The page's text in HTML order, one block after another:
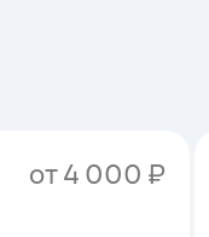
от 4 000 ₽